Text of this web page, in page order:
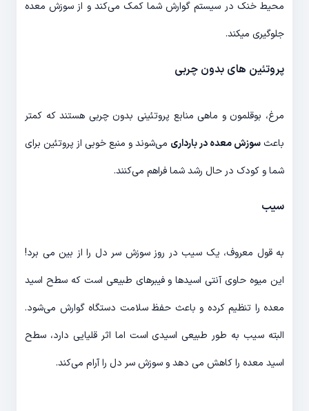
محیط خنک در سیستم گوارش شما کمک می‌کند و از سوزش معده
جلوگیری میکند.
پروتئین های بدون چربی
مرغ، بوقلمون و ماهی منابع پروتئینی بدون چربی هستند که کمتر
باعث سوزش معده در بارداری می‌شوند و منبع خوبی از پروتئین برای
شما و کودک در حال رشد شما فراهم می‌کنند.
سیب
به قول معروف، یک سیب در روز سوزش سر دل را از بین می برد!
این میوه حاوی آنتی اسیدها و فیبرهای طبیعی است که سطح اسید
معده را تنظیم کرده و باعث حفظ سلامت دستگاه گوارش می‌شود.
البته سیب به طور طبیعی اسیدی است اما اثر قلیایی دارد، سطح
اسید معده را کاهش می دهد و سوزش سر دل را آرام می‌کند.